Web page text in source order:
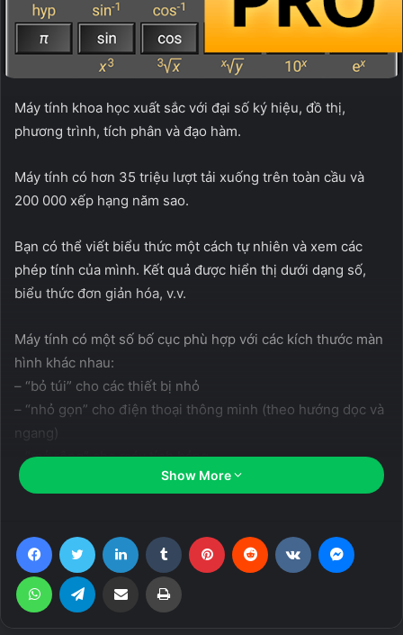
Máy tính khoa học xuất sắc với đại số ký hiệu, đồ thị,
phương trình, tích phân và đạo hàm.
Máy tính có hơn 35 triệu lượt tải xuống trên toàn cầu và
200 000 xếp hạng năm sao.
Bạn có thể viết biểu thức một cách tự nhiên và xem các
phép tính của mình. Kết quả được hiển thị dưới dạng số,
biểu thức đơn giản hóa, v.v.
Máy tính có một số bố cục phù hợp với các kích thước màn
hình khác nhau:
– “bỏ túi” cho các thiết bị nhỏ
– “nhỏ gọn” cho điện thoại thông minh (theo hướng dọc và
ngang)
– “mở rộng” cho máy tính bảng
The Sims™ Mobile (Unlimited Money)
26 July, 2023
Show More
FacebookTwitter LinkedIn Tumblr Pinterest Reddit VKontakte
WhatsAppTelegram Share via Email Print